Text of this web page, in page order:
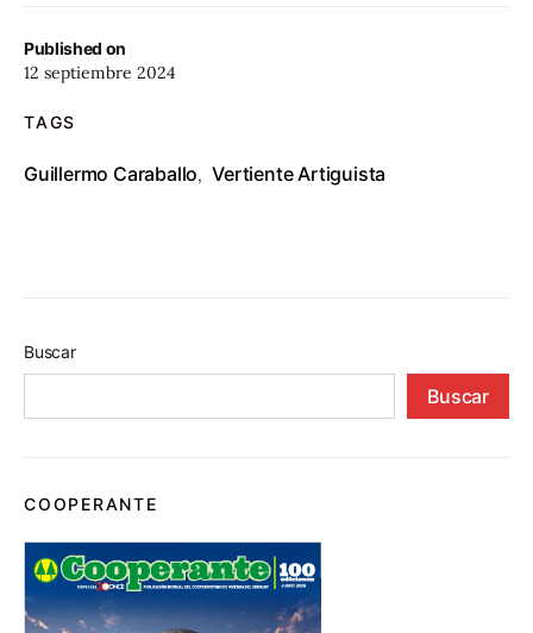
Published on
12 septiembre 2024
TAGS
Guillermo Caraballo, Vertiente Artiguista
Buscar
Buscar
COOPERANTE